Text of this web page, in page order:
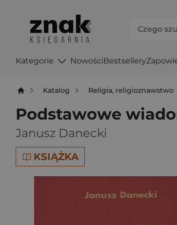
Kategorie NowościBestsellery
Katalog Religia, religioznawstwo
Podstawowe
Janusz Danecki
KSIĄŻKA